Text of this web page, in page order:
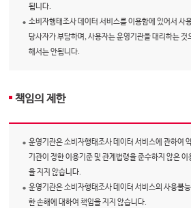
됩니다.
소비자행태조사 데이터 서비스를 이용함에 있어서 사
당사자가 부담하며, 사용자는 운영기관을 대리하는 것
해서는 안됩니다.
책임의 제한
운영기관은 소비자행태조사 데이터 서비스에 관하여
기관이 정한 이용기준 및 관계법령을 준수하지 않은
을 지지 않습니다.
운영기관은 소비자행태조사 데이터 서비스의 사용불
한 손해에 대하여 책임을 지지 않습니다.